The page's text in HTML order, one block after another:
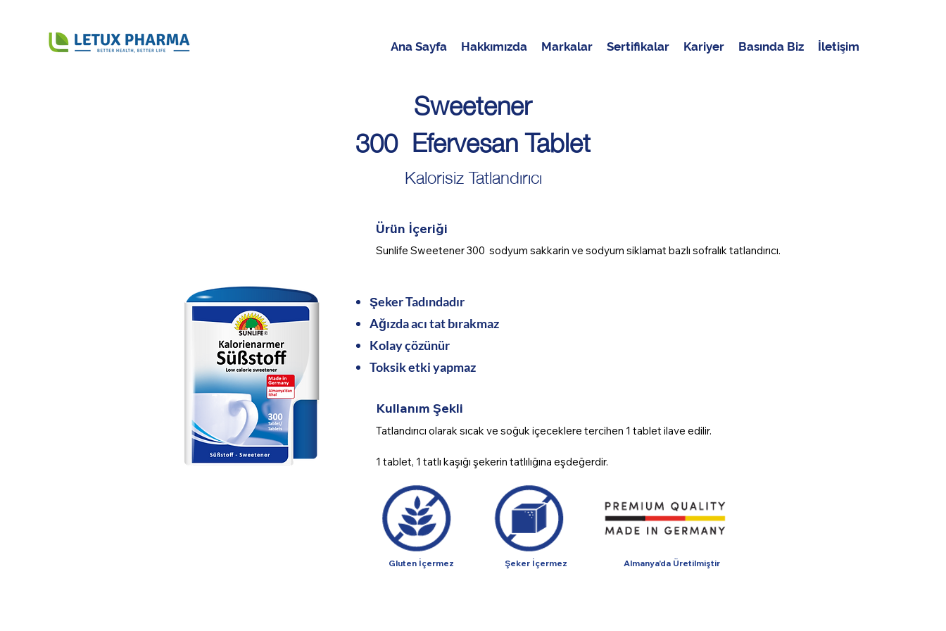
Ana Sayfa Hakkımızda Markalar Sertifikalar Kariyer Basında Biz İletişim
Sweetener
300 Efervesan Tablet
Kalorisiz Tatlandırıcı
Ürün İçeriği
Sunlife Sweetener 300 sodyum sakkarin ve sodyum siklamat bazlı sofralık tatlandırıcı.
Şeker Tadındadır
Ağızda acı tat bırakmaz
Kolay çözünür
Toksik etki yapmaz
Kullanım Şekli
Tatlandırıcı olarak sıcak ve soğuk içeceklere tercihen 1 tablet ilave edilir.
1 tablet, 1 tatlı kaşığı şekerin tatlılığına eşdeğerdir.
Gluten İçermez Şeker İçermez Almanya'da Üretilmiştir